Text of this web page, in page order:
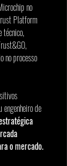
no
Platform
técnico,
no processo
engenheiro de
o mercado.